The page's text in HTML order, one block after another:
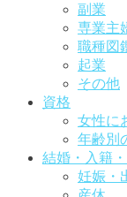
副業
専業主
職種図
起業
その他
資格
女性に
年齢別
結婚・入籍
妊娠・